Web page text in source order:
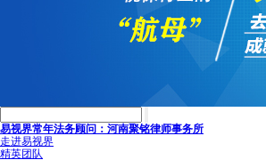
易视界常年法务顾问：河南聚铭律师事务所
走进易视界
精英团队